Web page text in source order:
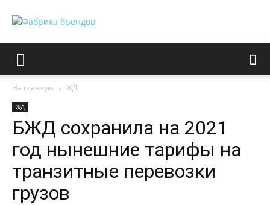
На главную ЖД
ЖД
БЖД сохранила на 2021
год нынешние тарифы на
транзитные перевозки
грузов